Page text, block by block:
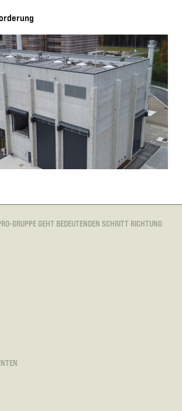
GRUPPE GEHT BEDEUTENDEN SCHRITT RICHTUNG